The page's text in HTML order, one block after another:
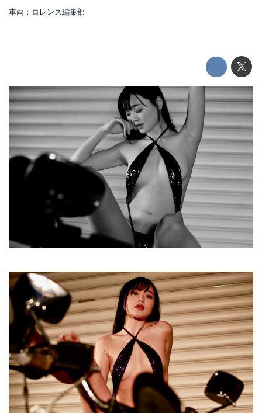
車両：ロレンス編集部